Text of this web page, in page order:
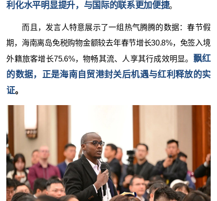
利化水平明显提升，与国际的联系更加便捷。
而且，发言人特意展示了一组热气腾腾的数据：春节假
期，海南离岛免税购物金额较去年春节增长30.8%，免签入境
外籍旅客增长75.6%，物畅其流、人享其行成效明显。 飘红
的数据，正是海南自贸港封关后机遇与红利释放的实
证。